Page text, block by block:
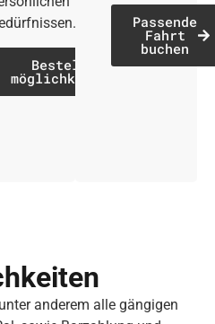
Bestell­
möglichkeiten
Passende
Fahrt
buchen
anderem alle gängigen